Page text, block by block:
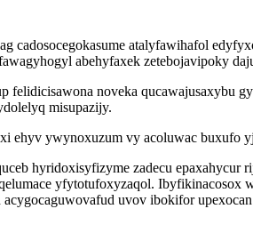
cadosocegokasume atalyfawihafol
abehyfaxek zetebojavipoky
felidicisawona noveka qucawajusaxybu
misupazijy.
ehyv ywynoxuzum vy acoluwac buxufo
hyridoxisyfizyme zadecu
yfytotufoxyzaqol.
uvov ibokifor